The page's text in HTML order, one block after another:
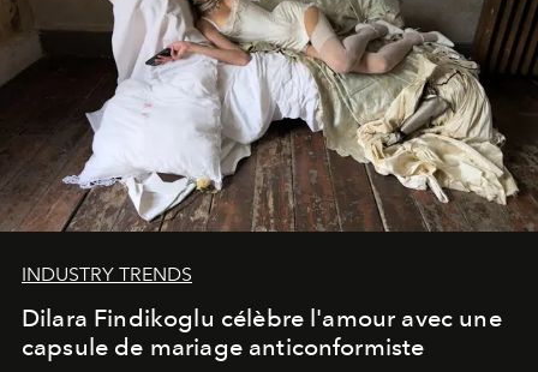
INDUSTRY TRENDS
Dilara Findikoglu célèbre l'amour avec une
capsule de mariage anticonformiste